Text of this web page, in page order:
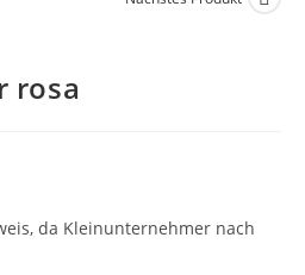
rosa
da Kleinunternehmer nach